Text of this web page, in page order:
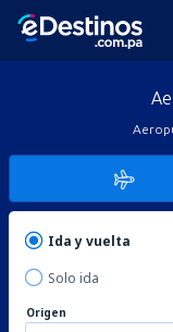
Ida y vuelta
Solo ida
Origen